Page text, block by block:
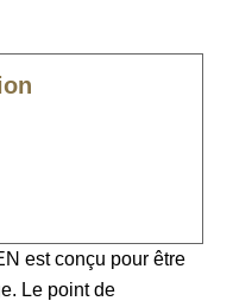
est conçu pour être
Le point de